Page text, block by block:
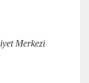
Merkezi